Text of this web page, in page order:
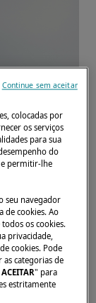
para
colocadas por
os serviços
para sua
do
e permitir-lhe
seu navegador
de cookies. Ao
os cookies.
privacidade,
cookies. Pode
as categorias de
" para
estritamente
Continue sem aceitar